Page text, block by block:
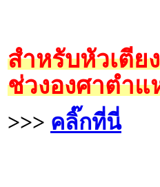
สำหรับหัวเตีย
ช่วงองศาตำแ
>>> คลิ๊กที่นี่